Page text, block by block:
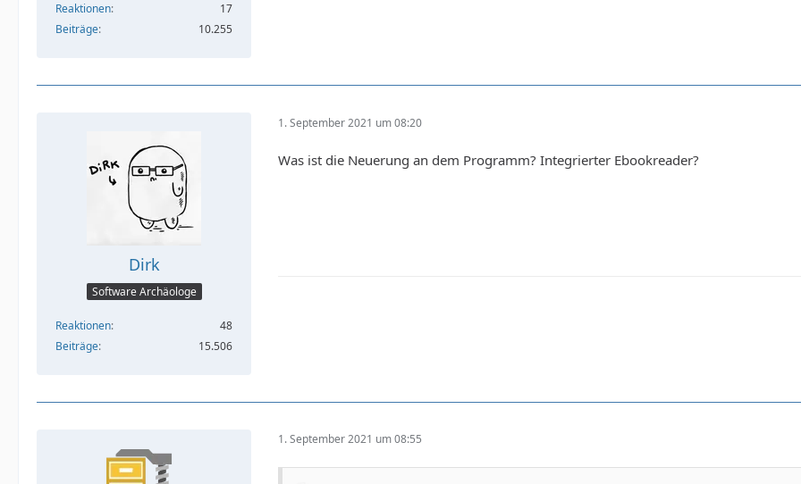
Reaktionen
17
Beiträge
10.255
Dirk
Software Archäologe
Reaktionen
48
Beiträge
15.506
1. September 2021 um 08:20
Was ist die Neuerung an dem Programm? Integrierter Ebookreader?
1. September 2021 um 08:55